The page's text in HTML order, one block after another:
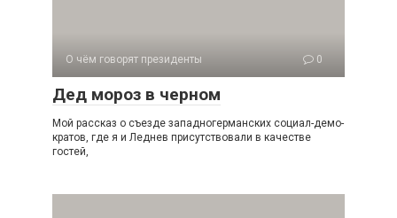
О чём говорят президенты 0
Дед мороз в черном
Мой рассказ о съезде западногерманских социал-демо­
кратов, где я и Леднев присутствовали в качестве
гостей,